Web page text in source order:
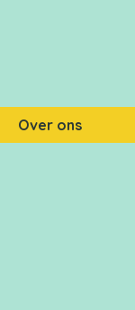
Over ons